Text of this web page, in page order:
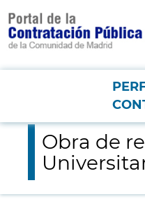
contenido
principal
Menú PCON
Obra de reforma y
Obra de